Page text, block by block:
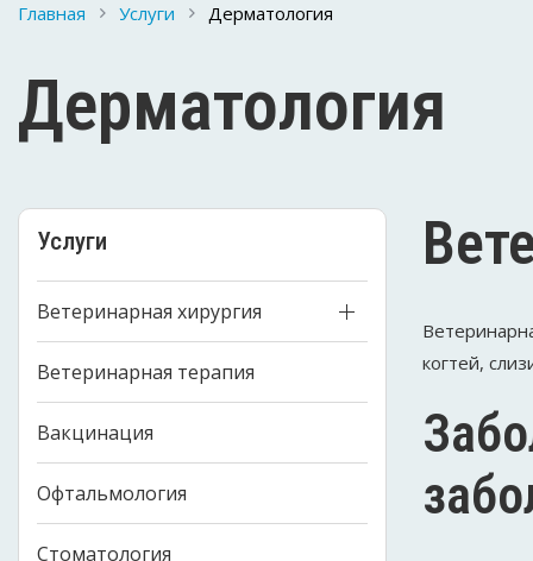
Главная Услуги Дерматология
Дерматология
Услуги
Ветеринарная хирургия
Ветеринарная терапия
Вакцинация
Офтальмология
Стоматология
когтей,